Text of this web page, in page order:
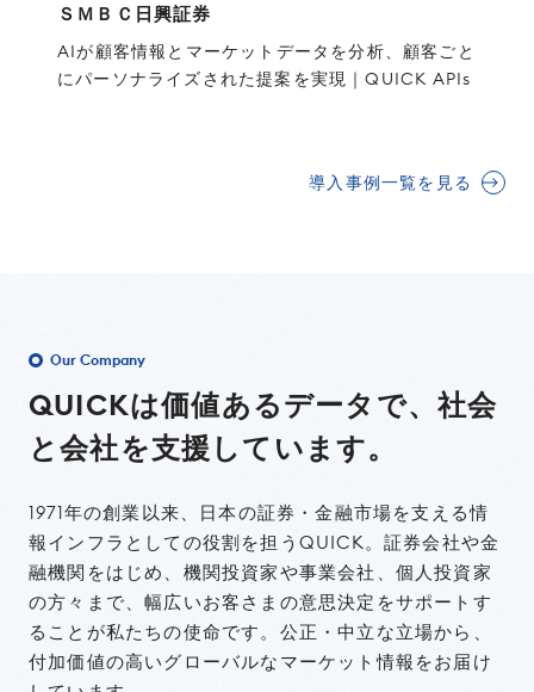
ＳＭＢＣ日興証券
AIが顧客情報とマーケットデータを分析、顧客ごと
にパーソナライズされた提案を実現｜QUICK APIs
導入事例一覧を見る
Our Company
QUICKは価値あるデータで、 社会
と会社を支援しています。
1971年の創業以来、日本の証券・金融市場を支える情
報インフラとしての役割を担うQUICK。証券会社や金
融機関をはじめ、機関投資家や事業会社、個人投資家
の方々まで、幅広いお客さまの意思決定をサポートす
ることが私たちの使命です。公正・中立な立場から、
付加価値の高いグローバルなマーケット情報をお届け